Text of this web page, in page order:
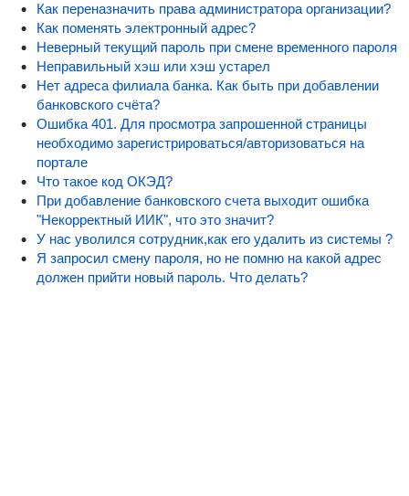
Как переназначить права администратора организации?
Как поменять электронный адрес?
Неверный текущий пароль при смене временного пароля
Неправильный хэш или хэш устарел
Нет адреса филиала банка. Как быть при добавлении
банковского счёта?
Ошибка 401. Для просмотра запрошенной страницы
необходимо зарегистрироваться/авторизоваться на
портале
Что такое код ОКЭД?
При добавление банковского счета выходит ошибка
"Некорректный ИИК", что это значит?
У нас уволился сотрудник,как его удалить из системы ?
Я запросил смену пароля, но не помню на какой адрес
должен прийти новый пароль. Что делать?